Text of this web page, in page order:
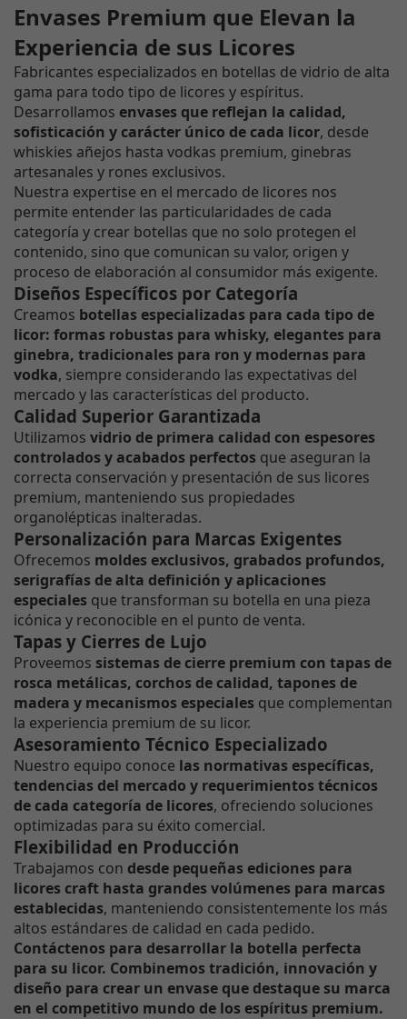
Envases Premium que Elevan la
Experiencia de sus Licores
Fabricantes especializados en botellas de vidrio de alta
gama para todo tipo de licores y espíritus.
Desarrollamos envases que reflejan la calidad,
sofisticación y carácter único de cada licor, desde
whiskies añejos hasta vodkas premium, ginebras
artesanales y rones exclusivos.
Nuestra expertise en el mercado de licores nos
permite entender las particularidades de cada
categoría y crear botellas que no solo protegen el
contenido, sino que comunican su valor, origen y
proceso de elaboración al consumidor más exigente.
Diseños Específicos por Categoría
Creamos botellas especializadas para cada tipo de
licor: formas robustas para whisky, elegantes para
ginebra, tradicionales para ron y modernas para
vodka, siempre considerando las expectativas del
mercado y las características del producto.
Calidad Superior Garantizada
Utilizamos vidrio de primera calidad con espesores
controlados y acabados perfectos que aseguran la
correcta conservación y presentación de sus licores
premium, manteniendo sus propiedades
organolépticas inalteradas.
Personalización para Marcas Exigentes
Ofrecemos moldes exclusivos, grabados profundos,
serigrafías de alta definición y aplicaciones
especiales que transforman su botella en una pieza
icónica y reconocible en el punto de venta.
Tapas y Cierres de Lujo
Proveemos sistemas de cierre premium con tapas de
rosca metálicas, corchos de calidad, tapones de
madera y mecanismos especiales que complementan
la experiencia premium de su licor.
Asesoramiento Técnico Especializado
Nuestro equipo conoce las normativas específicas,
tendencias del mercado y requerimientos técnicos
de cada categoría de licores, ofreciendo soluciones
optimizadas para su éxito comercial.
Flexibilidad en Producción
Trabajamos con desde pequeñas ediciones para
licores craft hasta grandes volúmenes para marcas
establecidas, manteniendo consistentemente los más
altos estándares de calidad en cada pedido.
Contáctenos para desarrollar la botella perfecta
para su licor. Combinemos tradición, innovación y
diseño para crear un envase que destaque su marca
en el competitivo mundo de los espíritus premium.